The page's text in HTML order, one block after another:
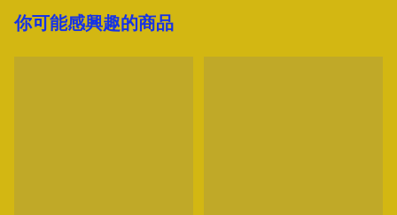
你可能感興趣的商品